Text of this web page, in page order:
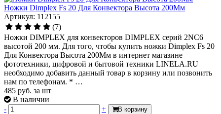
Ножки Dimplex Fs 20 Для Конвектора Высота 200Мм
Артикул: 112155
(7)
Ножки DIMPLEX для конвекторов DIMPLEX серий 2NC6
высотой 200 мм. Для того, чтобы купить ножки Dimplex Fs 20
Для Конвектора Высота 200Мм в интернет магазине
фототехники, цифровой и бытовой техники LINELA.RU
необходимо добавить данный товар в корзину или позвонить
нам по телефонам. * …
485 руб. за шт
В наличии
-
+ В корзину